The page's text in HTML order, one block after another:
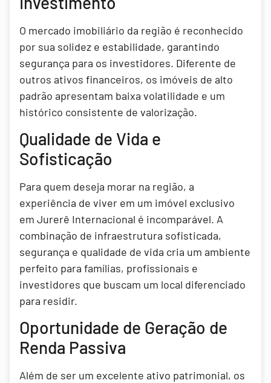
O mercado imobiliário da região é reconhecido
por sua solidez e estabilidade, garantindo
segurança para os investidores. Diferente de
outros ativos financeiros, os imóveis de alto
padrão apresentam baixa volatilidade e um
histórico consistente de valorização.
Qualidade de Vida e
Sofisticação
Para quem deseja morar na região, a
experiência de viver em um imóvel exclusivo
em Jurerê Internacional é incomparável. A
combinação de infraestrutura sofisticada,
segurança e qualidade de vida cria um ambiente
perfeito para famílias, profissionais e
investidores que buscam um local diferenciado
para residir.
Oportunidade de Geração de
Renda Passiva
Além de ser um excelente ativo patrimonial, os